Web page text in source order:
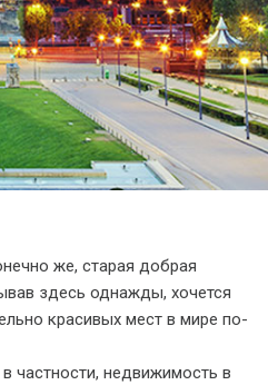
же, старая добрая
здесь однажды, хочется
красивых мест в мире по-
частности, недвижимость в